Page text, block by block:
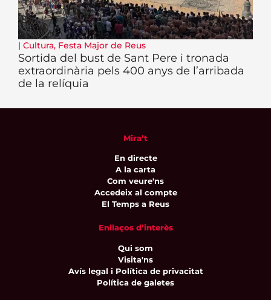
| Cultura, Festa Major de Reus
Sortida del bust de Sant Pere i tronada
extraordinària pels 400 anys de l’arribada
de la relíquia
Mira’t
En directe
A la carta
Com veure'ns
Accedeix al compte
El Temps a Reus
Enllaços d’interès
Qui som
Visita'ns
Avís legal i Política de privacitat
Política de galetes